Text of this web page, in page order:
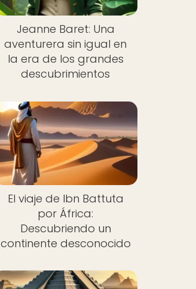
Jeanne Baret: Una
aventurera sin igual en
la era de los grandes
descubrimientos
El viaje de Ibn Battuta
por África:
Descubriendo un
continente desconocido